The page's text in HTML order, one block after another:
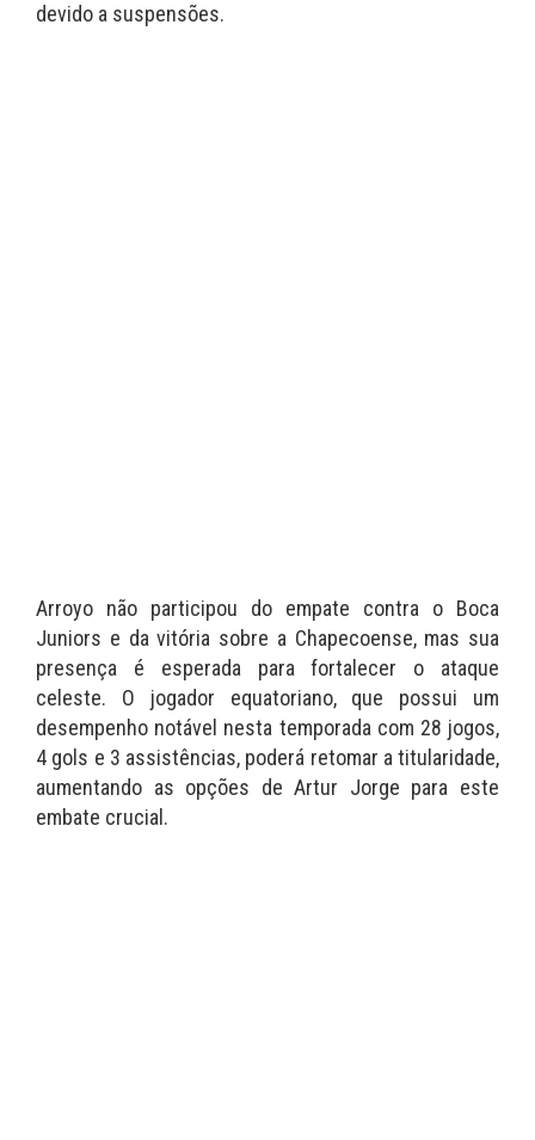
devido a suspensões.
Arroyo não participou do empate contra o Boca
Juniors e da vitória sobre a Chapecoense, mas sua
presença é esperada para fortalecer o ataque
celeste. O jogador equatoriano, que possui um
desempenho notável nesta temporada com 28 jogos,
4 gols e 3 assistências, poderá retomar a titularidade,
aumentando as opções de Artur Jorge para este
embate crucial.